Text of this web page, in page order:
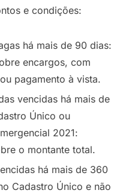
e condições:
há mais de 90 dias:
encargos, com
pagamento à vista.
vencidas há mais de
Único ou
2021:
o montante total.
há mais de 360
Cadastro Único e não